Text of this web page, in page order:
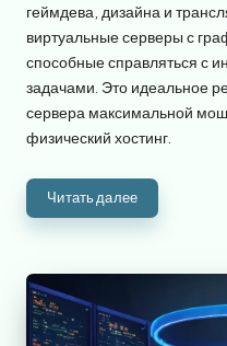
геймдева, дизайна и
виртуальные серверы с
способные справляться с
задачами. Это идеальное
сервера максимальной
физический хостинг.
Читать далее